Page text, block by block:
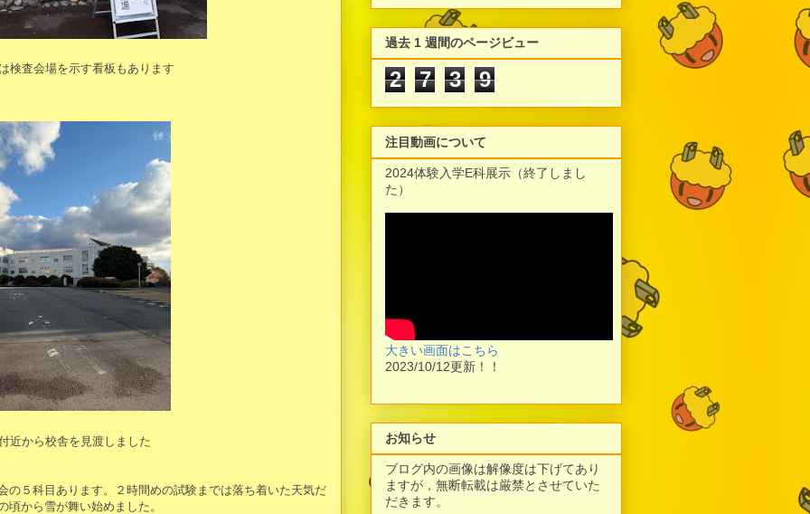
検査会場を示す看板もあります
近から校舎を見渡しました
の５科目あります。２時間めの試験までは落ち着いた天気だ
から雪が舞い始めました。
過去 1 週間のページビュー
2 7 3 9
注目動画について
2024体験入学E科展示（終了しまし
た）
大きい画面はこちら
2023/10/12更新！！
お知らせ
ブログ内の画像は解像度は下げてあり
ますが， 無断転載は厳禁とさせていた
だきます。